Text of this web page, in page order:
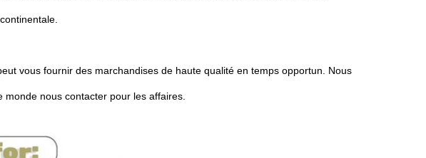
vous fournir des marchandises de haute qualité en temps opportun. Nous
nous contacter pour les affaires.